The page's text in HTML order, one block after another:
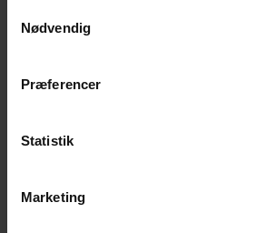
Nødvendig
Præferencer
Statistik
Marketing